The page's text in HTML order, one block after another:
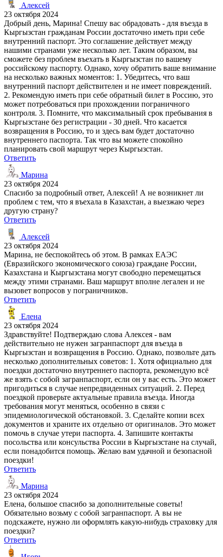
Алексей
23 октября 2024
Добрый день, Марина! Спешу вас обрадовать - для въезда в
Кыргызстан гражданам России достаточно иметь при себе
внутренний паспорт. Это соглашение действует между
нашими странами уже несколько лет. Таким образом, вы
сможете без проблем въехать в Кыргызстан по вашему
российскому паспорту. Однако, хочу обратить ваше внимание
на несколько важных моментов: 1. Убедитесь, что ваш
внутренний паспорт действителен и не имеет повреждений.
2. Рекомендую иметь при себе обратный билет в Россию, это
может потребоваться при прохождении пограничного
контроля. 3. Помните, что максимальный срок пребывания в
Кыргызстане без регистрации - 30 дней. Что касается
возвращения в Россию, то и здесь вам будет достаточно
внутреннего паспорта. Так что вы можете спокойно
планировать свой маршрут через Кыргызстан.
Ответить
Марина
23 октября 2024
Спасибо за подробный ответ, Алексей! А не возникнет ли
проблем с тем, что я въехала в Казахстан, а выезжаю через
другую страну?
Ответить
Алексей
23 октября 2024
Марина, не беспокойтесь об этом. В рамках ЕАЭС
(Евразийского экономического союза) граждане России,
Казахстана и Кыргызстана могут свободно перемещаться
между этими странами. Ваш маршрут вполне легален и не
вызовет вопросов у пограничников.
Ответить
Елена
23 октября 2024
Здравствуйте! Подтверждаю слова Алексея - вам
действительно не нужен загранпаспорт для въезда в
Кыргызстан и возвращения в Россию. Однако, позвольте дать
несколько дополнительных советов: 1. Хотя официально для
поездки достаточно внутреннего паспорта, рекомендую всё
же взять с собой загранпаспорт, если он у вас есть. Это может
пригодиться в случае непредвиденных ситуаций. 2. Перед
поездкой проверьте актуальные правила въезда. Иногда
требования могут меняться, особенно в связи с
эпидемиологической обстановкой. 3. Сделайте копии всех
документов и храните их отдельно от оригиналов. Это может
помочь в случае утери паспорта. 4. Запишите контакты
посольства или консульства России в Кыргызстане на случай,
если понадобится помощь. Желаю вам удачной и безопасной
поездки!
Ответить
Марина
23 октября 2024
Елена, большое спасибо за дополнительные советы!
Обязательно возьму с собой загранпаспорт. А вы не
подскажете, нужно ли оформлять какую-нибудь страховку для
поездки?
Ответить